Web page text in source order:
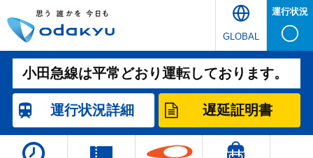
GLOBAL
運行状況
小田急線は平常どおり運転しております。
運行状況詳細 遅延証明書